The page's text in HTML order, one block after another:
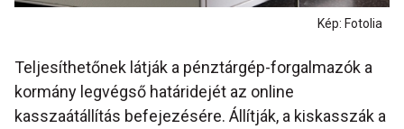
Kép: Fotolia
Teljesíthetőnek látják a pénztárgép-forgalmazók a
kormány legvégső határidejét az online
kasszaátállítás befejezésére. Állítják, a kiskasszák a